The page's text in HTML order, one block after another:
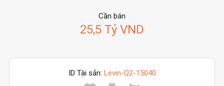
Cần bán
25,5 Tỷ VND
ID Tài sản: Levin-Q2-15040